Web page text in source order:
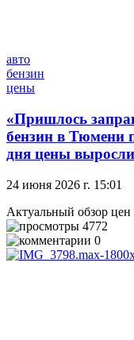
авто
бензин
цены
«Пришлось
бензин в Тюмени
дня цены
24 июня 2026 г. 15:01
Актуальный обзор
4772
0